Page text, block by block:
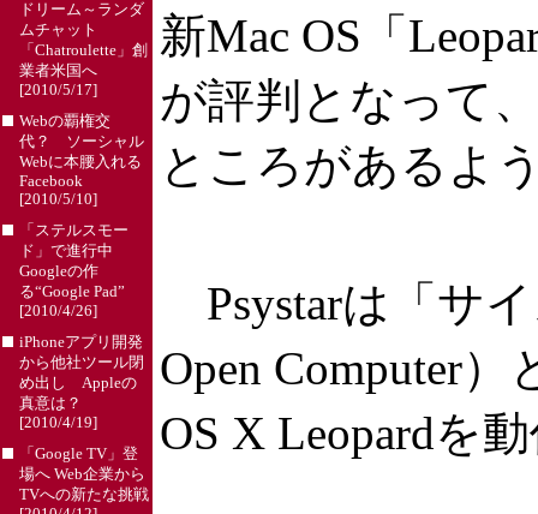
ドリーム～ランダ
ムチャット
「Chatroulette」創
業者米国へ
[2010/5/17]
Webの覇権交
代？ ソーシャル
Webに本腰入れる
Facebook
[2010/5/10]
「ステルスモー
ド」で進行中
Googleの作
る“Google Pad”
[2010/4/26]
iPhoneアプリ開発
から他社ツール閉
め出し Appleの
真意は？
[2010/4/19]
「Google TV」登
場へ Web企業から
TVへの新たな挑戦
新Mac OS「
が評判となって
ところがあるよ
Psystarは「サ
Open Computer
OS X Leopardを